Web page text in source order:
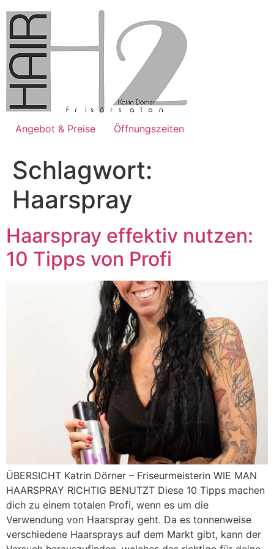
Inhalt
springen
Angebot & Preise Öffnungszeiten
Schlagwort:
Haarspray
Haarspray effektiv nutzen:
10 Tipps von Profi
ÜBERSICHT Katrin Dörner – Friseurmeisterin WIE MAN
HAARSPRAY RICHTIG BENUTZT Diese 10 Tipps machen
dich zu einem totalen Profi, wenn es um die
Verwendung von Haarspray geht. Da es tonnenweise
verschiedene Haarsprays auf dem Markt gibt, kann der